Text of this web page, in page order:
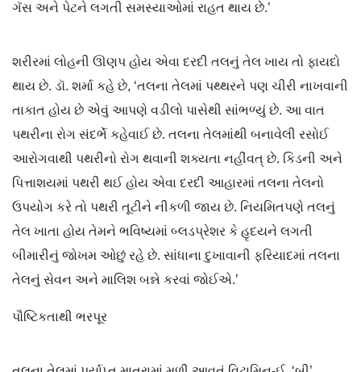
ગૅસ અને પેટને લગતી સમસ્યાઓમાં રાહત થાય છે.’
શરીરમાં લોહની ઊણપ હોય એવા દરદી તલનું તેલ ખાય તો ફાયદો
થાય છે. ડૉ. શર્મા કહે છે, ‘તલના તેલમાં પથ્થરને પણ ચીરી નાખવાની
તાકાત હોય છે એવું આપણે વડીલો પાસેથી સાંભળ્યું છે. આ વાત
પથરીના રોગ સંદર્ભે કહેવાઈ છે. તલના તેલમાંથી બનાવેલી રસોઈ
આરોગવાથી પથરીનો રોગ થવાની શક્યતા નહીંવત્ છે. કિડની અને
પિત્તાશયમાં પથરી થઈ હોય એવા દરદી આહારમાં તલના તેલનો
ઉપયોગ કરે તો પથરી તૂટીને નીકળી જાય છે. નિયમિતપણે તલનું
તેલ ખાતા હોય તેમને ભવિષ્યમાં બ્લડપ્રેશર કે હૃદયને લગતી
બીમારીનું જોખમ ઓછું રહે છે. સાંધાના દુખાવાની ફરિયાદમાં તલના
તેલનું સેવન અને માલિશ બન્ને કરવાં જોઈએ.’
પૌષ્ટિકતાથી ભરપૂર